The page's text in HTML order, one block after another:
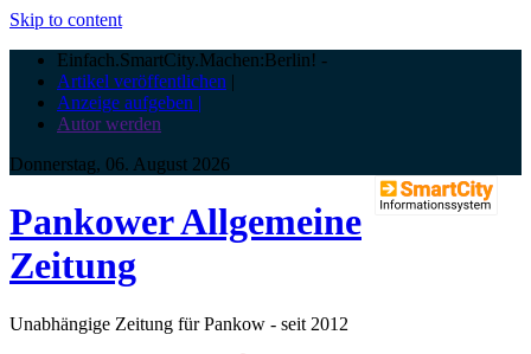
Skip to content
Einfach.SmartCity.Machen:Berlin! -
Artikel veröffentlichen |
Anzeige aufgeben |
Autor werden
Donnerstag, 06. August 2026
Pankower Allgemeine
Zeitung
Unabhängige Zeitung für Pankow - seit 2012